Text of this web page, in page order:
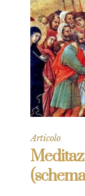
Articolo